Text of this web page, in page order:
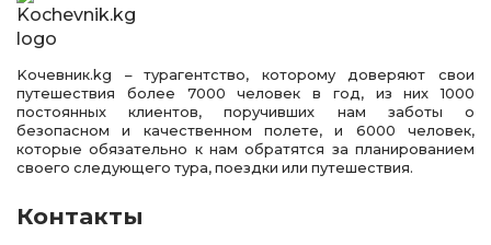
Kочевник.kg – турагентство, которому доверяют свои
путешествия более 7000 человек в год, из них 1000
постоянных клиентов, поручивших нам заботы о
безопасном и качественном полете, и 6000 человек,
которые обязательно к нам обратятся за планированием
своего следующего тура, поездки или путешествия.
Контакты